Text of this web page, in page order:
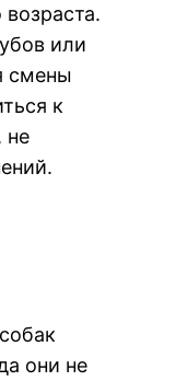
или
смены
к
не
они не